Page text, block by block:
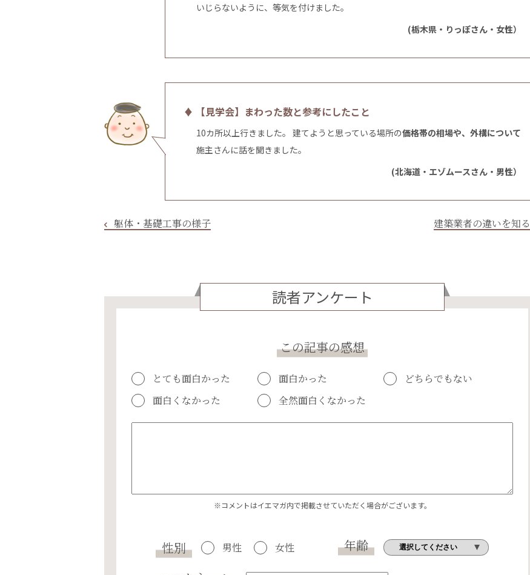
いじらないように、等気を付けました。
(栃木県・りっぽさん・女性）
♦ 【見学会】まわった数と参考にしたこと
10カ所以上行きました。 建てようと思っている場所の価格帯の相場や、外構について
施主さんに話を聞きました。
(北海道・エゾムースさん・男性）
躯体・基礎工事の様子 建築業者の違いを知る
読者アンケート
この記事の感想
とても面白かった 面白かった
どちらでもない
面白くなかった
全然面白くなかった
※コメントはイエマガ内で掲載させていただく場合がございます。
性別 男性 女性
年齢